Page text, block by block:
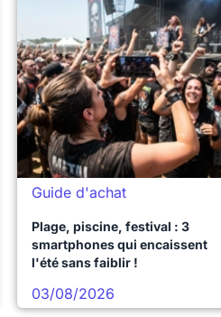
Guide d'achat
Plage, piscine, festival : 3
smartphones qui encaissent
l'été sans faiblir !
03/08/2026